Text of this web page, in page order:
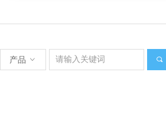
끠
产品 ꀁ